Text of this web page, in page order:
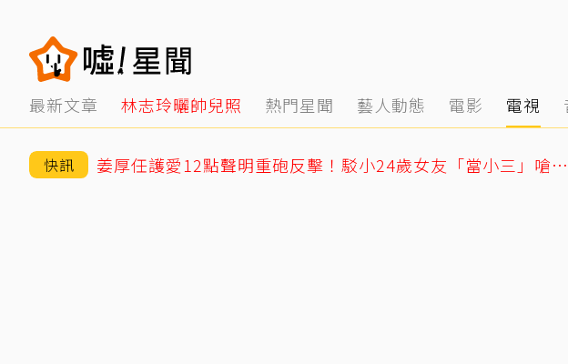
最新文章 林志玲曬帥兒照 熱門星聞 藝人動態 電影 電視
快訊 姜厚任護愛12點聲明重砲反擊！駁小24歲女友「當小三」嗆：講三小？